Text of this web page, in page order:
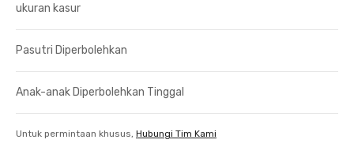
ukuran kasur
Pasutri Diperbolehkan
Anak-anak Diperbolehkan Tinggal
Untuk permintaan khusus, Hubungi Tim Kami